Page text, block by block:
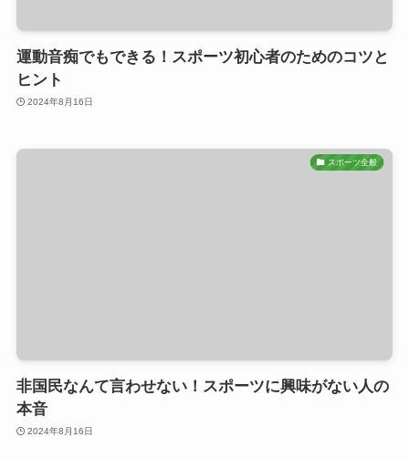
運動音痴でもできる！スポーツ初心者のためのコツと
ヒント
2024年8月16日
スポーツ全般
非国民なんて言わせない！スポーツに興味がない人の
本音
2024年8月16日